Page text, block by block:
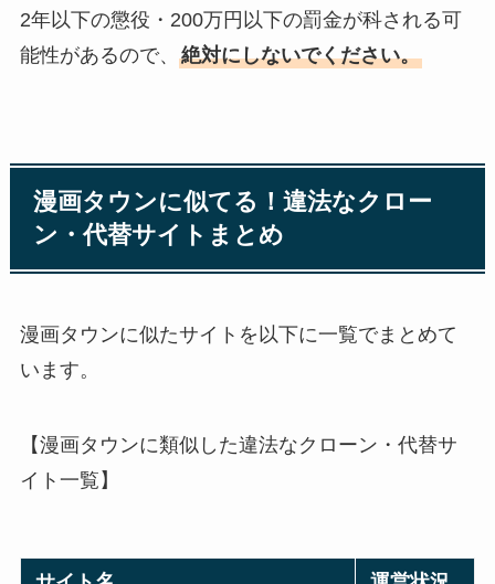
2年以下の懲役・200万円以下の罰金が科される可
能性があるので、 絶対にしないでください。
漫画タウンに似てる！違法なクロー
ン・代替サイトまとめ
漫画タウンに似たサイトを以下に一覧でまとめて
います。
【漫画タウンに類似した違法なクローン・代替サ
イト一覧】